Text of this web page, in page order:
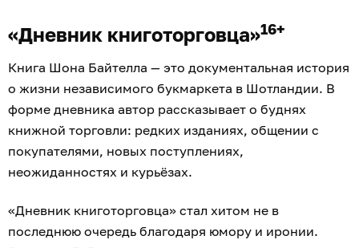
«Дневник книготорговца»16+
Книга Шона Байтелла — это документальная история
о жизни независимого букмаркета в Шотландии. В
форме дневника автор рассказывает о буднях
книжной торговли: редких изданиях, общении с
покупателями, новых поступлениях,
неожиданностях и курьёзах.
«Дневник книготорговца» стал хитом не в
последнюю очередь благодаря юмору и иронии.